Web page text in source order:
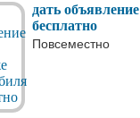
дать
бесплатно
Повсеместно